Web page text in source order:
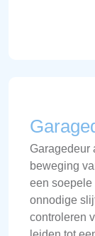
Garagedeur
beweging
een soepele
onnodige
controleren